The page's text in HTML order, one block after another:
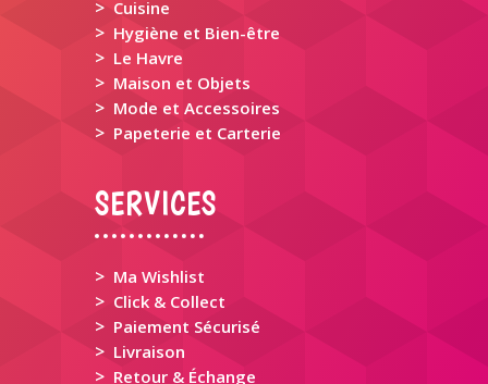
> Cuisine
> Hygiène et Bien-être
> Le Havre
> Maison et Objets
> Mode et Accessoires
> Papeterie et Carterie
SERVICES
> Ma Wishlist
> Click & Collect
> Paiement Sécurisé
> Livraison
> Retour & Échange